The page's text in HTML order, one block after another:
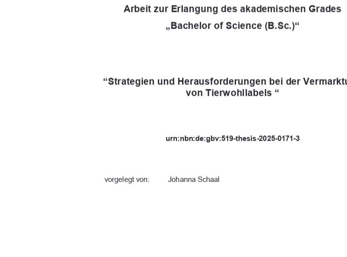
Arbeit zur Erlangung des akademischen Grades
„Bachelor of Science (B.Sc.)“
“Strategien und Herausforderungen bei der
von Tierwohllabels “
urn:nbn:de:gbv:519-thesis-2025-0171-3
vorgelegt von: Johanna Schaal